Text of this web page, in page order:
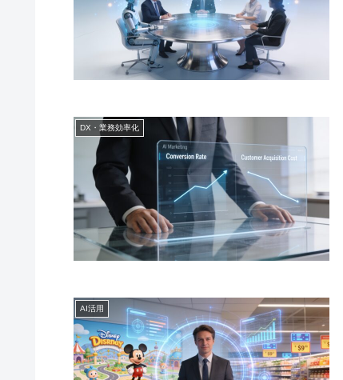
DX・業務効率化
AI活用